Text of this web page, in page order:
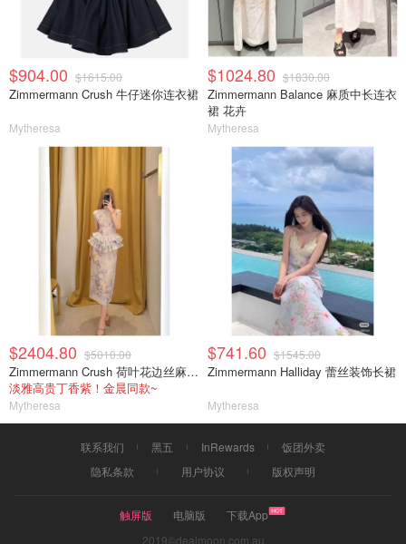
$904.00 $1615.00
Zimmermann Crush 牛仔迷你连衣裙
Mytheresa
$1024.80 $1830.00
Zimmermann Balance 麻质中长连衣
裙 花卉
Mytheresa
$2404.80 $5010.00
Zimmermann Crush 荷叶花边丝麻中裙
淡雅高贵丁香紫！金晨同款~
Mytheresa
$741.60 $1545.00
Zimmermann Halliday 蕾丝装饰长裙
Mytheresa
联系我们 黑五 InRewards
饭团外卖
隐私条款
用户协议 版权声明
触屏版 电脑版
下载App
2019©dealmoon.com.au